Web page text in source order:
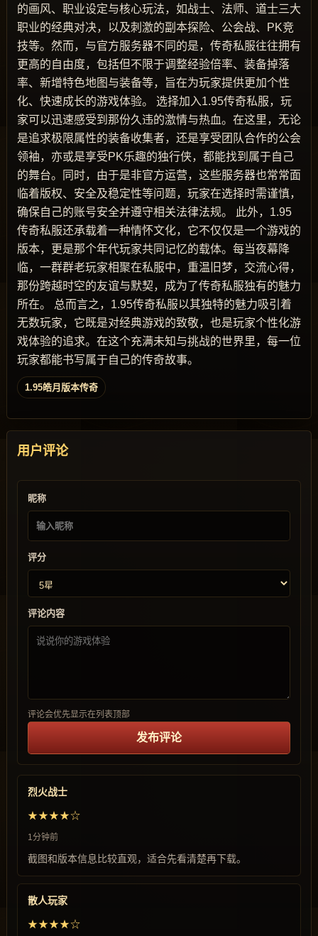
的画风、职业设定与核心玩法，如战士、法师、道士三大
职业的经典对决，以及刺激的副本探险、公会战、PK竞
技等。然而，与官方服务器不同的是，传奇私服往往拥有
更高的自由度，包括但不限于调整经验倍率、装备掉落
率、新增特色地图与装备等，旨在为玩家提供更加个性
化、快速成长的游戏体验。 选择加入1.95传奇私服，玩
家可以迅速感受到那份久违的激情与热血。在这里，无论
是追求极限属性的装备收集者，还是享受团队合作的公会
领袖，亦或是享受PK乐趣的独行侠，都能找到属于自己
的舞台。同时，由于是非官方运营，这些服务器也常常面
临着版权、安全及稳定性等问题，玩家在选择时需谨慎，
确保自己的账号安全并遵守相关法律法规。 此外，1.95
传奇私服还承载着一种情怀文化，它不仅仅是一个游戏的
版本，更是那个年代玩家共同记忆的载体。每当夜幕降
临，一群群老玩家相聚在私服中，重温旧梦，交流心得，
那份跨越时空的友谊与默契，成为了传奇私服独有的魅力
所在。 总而言之，1.95传奇私服以其独特的魅力吸引着
无数玩家，它既是对经典游戏的致敬，也是玩家个性化游
戏体验的追求。在这个充满未知与挑战的世界里，每一位
玩家都能书写属于自己的传奇故事。
1.95皓月版本传奇
用户评论
昵称
评分
评论内容
评论会优先显示在列表顶部
发布评论
烈火战士
★★★★☆
1分钟前
截图和版本信息比较直观，适合先看清楚再下载。
散人玩家
★★★★☆